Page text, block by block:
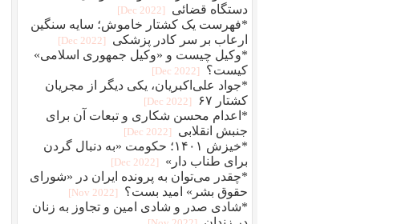
دستگاه قضائی
[2022 Dec]
*فهرست یک کشتار خاموش؛ سایه سنگین
ارعاب بر سر کادر پزشکی
[2022 Dec]
*وکیل چیست و «وکیل جمهوری اسلامی»
کیست؟
[2022 Dec]
*جواد علی‌اکبریان، یکی دیگر از مجریان
کشتار ۶۷
[2022 Dec]
*اعدام محسن شکاری و تبعات آن برای
جنبش انقلابی
[2022 Dec]
*خیزش ۱۴۰۱؛ حکومت «به دنبال گردن
برای طناب دار»
[2022 Dec]
*چقدر می‌توان به پرونده ایران در «شورای
حقوق بشر» امید بست؟
[2022 Nov]
*شادی صدر و شادی امین و تجاوز به زنان